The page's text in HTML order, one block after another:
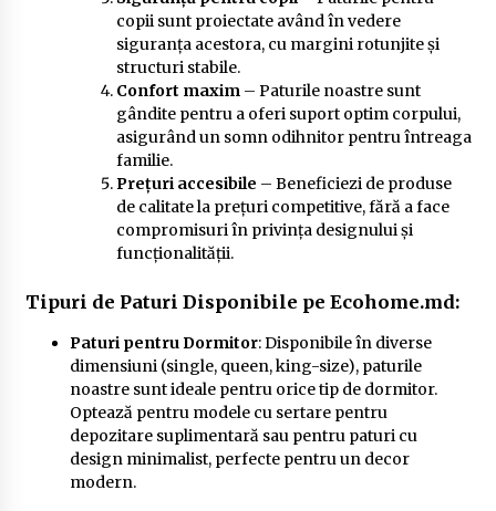
copii sunt proiectate având în vedere
siguranța acestora, cu margini rotunjite și
structuri stabile.
Confort maxim– Paturile noastre sunt
gândite pentru a oferi suport optim corpului,
asigurând un somn odihnitor pentru întreaga
familie.
Prețuri accesibile – Beneficiezi de produse
de calitate la prețuri competitive, fără a face
compromisuri în privința designului și
funcționalității.
Tipuri de Paturi Disponibile pe Ecohome.md:
Paturi pentru Dormitor: Disponibile în diverse
dimensiuni (single, queen, king-size), paturile
noastre sunt ideale pentru orice tip de dormitor.
Optează pentru modele cu sertare pentru
depozitare suplimentară sau pentru paturi cu
design minimalist, perfecte pentru un decor
modern.